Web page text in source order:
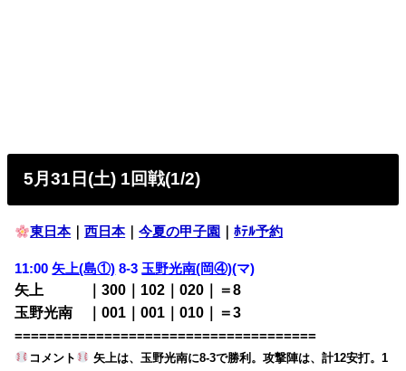
5月31日(土) 1回戦(1/2)
東日本｜西日本｜今夏の甲子園 ｜ﾎﾃﾙ予約
11:00 矢上(島①) 8-3 玉野光南(岡④)(マ)
矢上 ｜300｜102｜020｜＝8
玉野光南 ｜001｜001｜010｜＝3
=====================================
コメント
矢上は、玉野光南に8-3で勝利。攻撃陣は、計12安打。1